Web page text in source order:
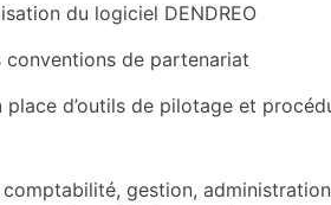
du logiciel DENDREO
de partenariat
d’outils de pilotage et
gestion,